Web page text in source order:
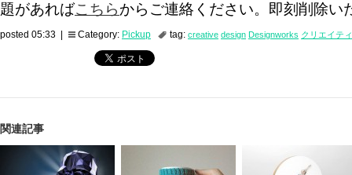
題があればこちらからご連絡ください。即刻削除い
posted 05:33 | Category: Pickup tag: creative design Designworks クリエイテ
関連記事